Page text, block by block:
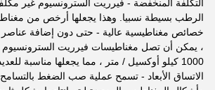
التكلفة المنخفضة - فيرريت السترونسيوم غير
الرطب بسيطة نسبيا. وهذا يجعلها أرخص من
خصائص مغناطيسية عالية - حتى دون إضافة عناصر
1000 كيلو أوكسيل / متر ، مما يجعلها مناسبة للعديد من التطبيقات.
الاتساق الأبعاد - تسمح عملية صب الضغط بالتسامح